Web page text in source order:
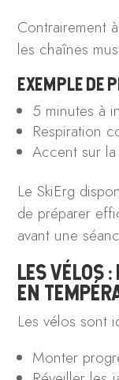
Contrairement
les chaînes
EXEMPLE DE
5 minutes à
Respiration
Accent sur
Le SkiErg
de préparer
avant une
LES VÉLOS
EN
Les vélos sont
Monter